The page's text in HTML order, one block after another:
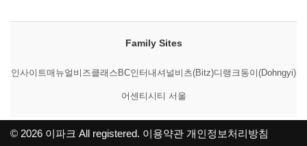
Family Sites
인사이트매뉴얼 비즈클래스 BC인터내셔널 비츠(Bitz)디랭크동이(Dohngyi)
어센티시티 서울
© 2026 이파크 All registered. 이용약관 개인정보처리방침